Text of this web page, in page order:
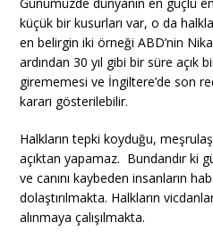
küçük bir kusurları var, o da
en belirgin iki örneği ABD’nin
ardından 30 yıl gibi bir süre açık
girememesi ve İngiltere’de son
kararı gösterilebilir.
Halkların tepki koyduğu,
açıktan yapamaz. Bundandır ki
ve canını kaybeden insanların
dolaştırılmakta. Halkların
alınmaya çalışılmakta.